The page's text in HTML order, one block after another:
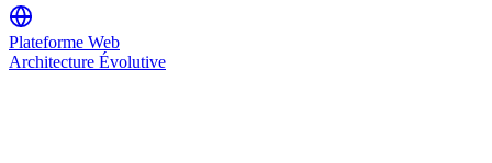
Plateforme Web
Architecture Évolutive